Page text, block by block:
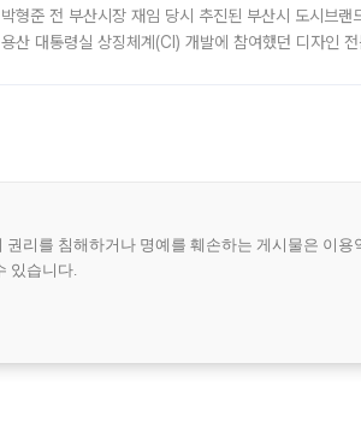
박형준 전 부산시장 재임 당시 추진된 부산시 도시브
용산 대통령실 상징체계(CI) 개발에 참여했던 디자인